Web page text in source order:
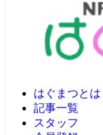
はぐまつとは
記事一覧
スタッフ